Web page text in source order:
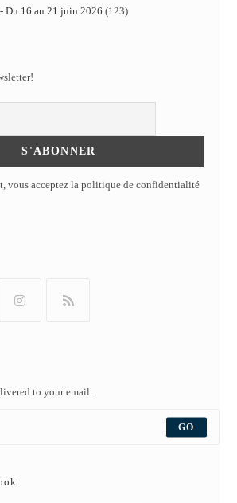
Du 16 au 21 juin 2026 123
vous acceptez la politique de confidentialité
to your email.
GO